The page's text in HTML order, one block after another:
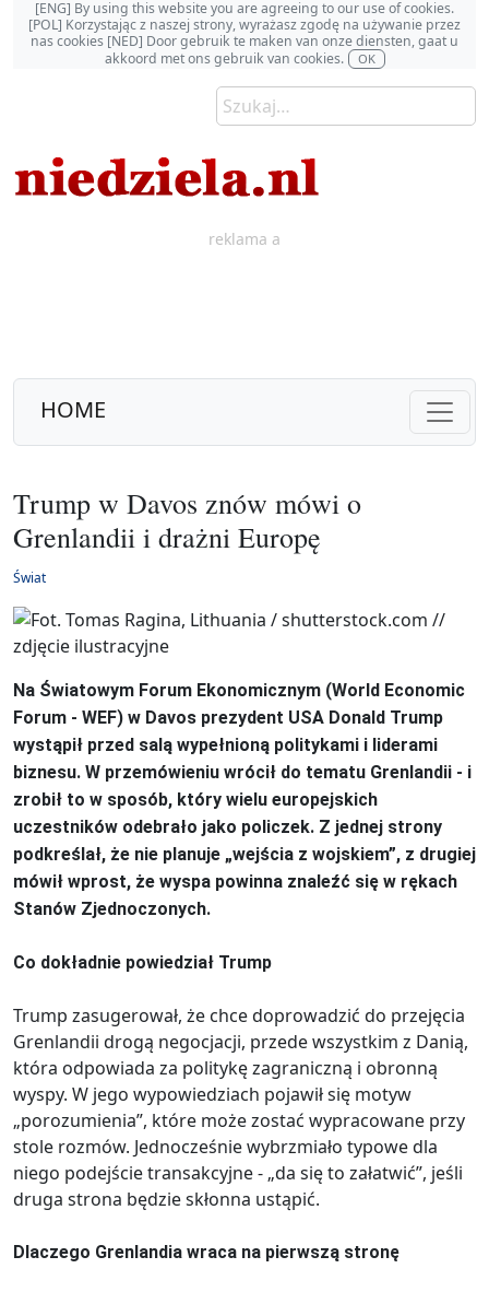
[ENG] By using this website you are agreeing to our use of cookies.
[POL] Korzystając z naszej strony, wyrażasz zgodę na używanie przez
nas cookies [NED] Door gebruik te maken van onze diensten, gaat u
akkoord met ons gebruik van cookies.
OK
reklama a
HOME
Trump w Davos znów mówi o
Grenlandii i drażni Europę
Świat
Na Światowym Forum Ekonomicznym (World Economic
Forum - WEF) w Davos prezydent USA Donald Trump
wystąpił przed salą wypełnioną politykami i liderami
biznesu. W przemówieniu wrócił do tematu Grenlandii - i
zrobił to w sposób, który wielu europejskich
uczestników odebrało jako policzek. Z jednej strony
podkreślał, że nie planuje „wejścia z wojskiem”, z drugiej
mówił wprost, że wyspa powinna znaleźć się w rękach
Stanów Zjednoczonych.
Co dokładnie powiedział Trump
Trump zasugerował, że chce doprowadzić do przejęcia
Grenlandii drogą negocjacji, przede wszystkim z Danią,
która odpowiada za politykę zagraniczną i obronną
wyspy. W jego wypowiedziach pojawił się motyw
„porozumienia”, które może zostać wypracowane przy
stole rozmów. Jednocześnie wybrzmiało typowe dla
niego podejście transakcyjne - „da się to załatwić”, jeśli
druga strona będzie skłonna ustąpić.
Dlaczego Grenlandia wraca na pierwszą stronę